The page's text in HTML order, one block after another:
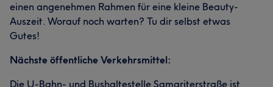
einen angenehmen Rahmen für eine kleine Beauty-
Auszeit. Worauf noch warten? Tu dir selbst etwas
Gutes!
Nächste öffentliche Verkehrsmittel:
Die U-Bahn- und Bushaltestelle Samariterstraße ist